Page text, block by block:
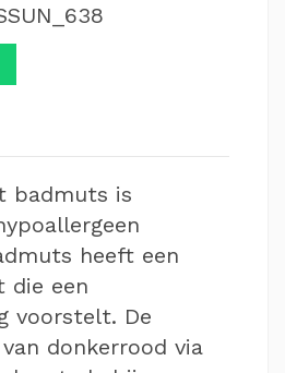
badmuts is
heeft een
die een
voorstelt. De
donkerrood via